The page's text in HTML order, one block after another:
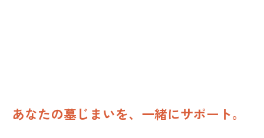
あなたの墓じまいを、一緒にサポート。